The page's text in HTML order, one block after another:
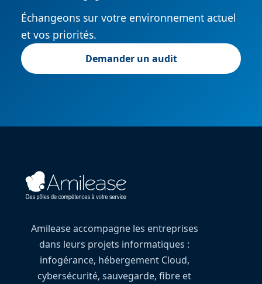
Échangeons sur votre environnement actuel
et vos priorités.
Demander un audit
Amilease accompagne les entreprises
dans leurs projets informatiques :
infogérance, hébergement Cloud,
cybersécurité, sauvegarde, fibre et